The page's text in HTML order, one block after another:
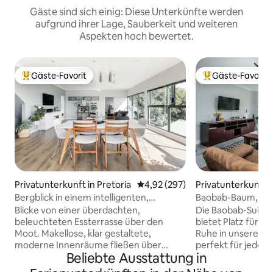
Gäste sind sich einig: Diese Unterkünfte werden
aufgrund ihrer Lage, Sauberkeit und weiteren
Aspekten hoch bewertet.
Beliebter Gäste-Favorit.
Gäste-Favorit
Privatunterkunft in Pretoria Durchschnittliche Bewertung:
4,92 (297)
Bergblick in einem intelligenten,
solarbetriebenen Haus auf einem Hügel
Blicke von einer überdachten,
beleuchteten Essterrasse über den
Moot. Makellose, klar gestaltete,
moderne Innenräume fließen über
Glasschiebewände auf eine großzügige
umlaufende Terrasse. Schwarze und
Beliebter Gäste-
Gäste-Favorit
Privatunterkunft
Baobab-Baum,
Die Baobab-
bietet Platz für 2
Ruhe in unserer
perfekt für jeden
Genieße einen
offenen
Beliebte Ausstattung in